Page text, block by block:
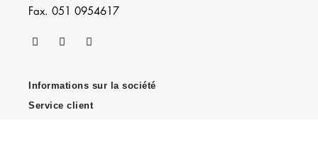
Fax. 051 0954617
Informations sur la société
Service client